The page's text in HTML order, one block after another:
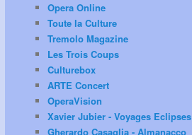
Opera Online
Toute la Culture
Tremolo Magazine
Les Trois Coups
Culturebox
ARTE Concert
OperaVision
Xavier Jubier - Voyages Eclipses
Gherardo Casaglia - Almanacco